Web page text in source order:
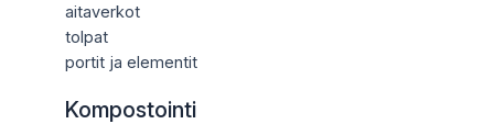
aitaverkot
tolpat
portit ja elementit
Kompostointi